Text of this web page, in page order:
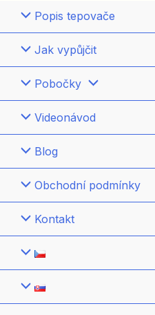
Popis tepovače
Jak vypůjčit
Pobočky
Videonávod
Blog
Obchodní podmínky
Kontakt